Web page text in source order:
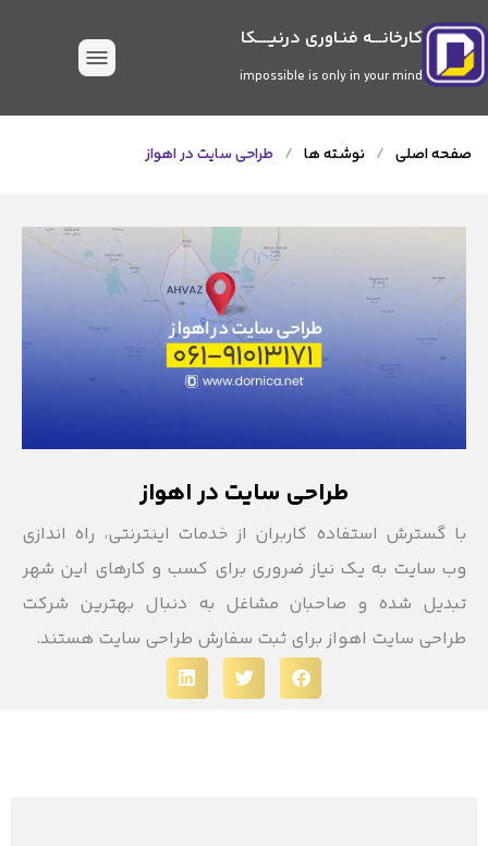
کارخانـــه فنـاوری درنیــــکا
impossible is only in your mind
صفحه اصلی / نوشته ها / طراحی سایت در اهواز
طراحی سایت در اهواز
با گسترش استفاده کاربران از خدمات اینترنتی، راه اندازی
وب سایت به یک نیاز ضروری برای کسب و کارهای این شهر
تبدیل شده و صاحبان مشاغل به دنبال بهترین شرکت
طراحی سایت اهواز برای ثبت سفارش طراحی سایت هستند.